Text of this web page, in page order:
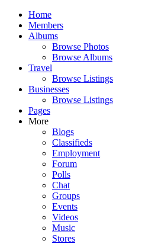
Home
Members
Albums
Browse Photos
Browse Albums
Travel
Browse Listings
Businesses
Browse Listings
Pages
More
Blogs
Classifieds
Employment
Forum
Polls
Chat
Groups
Events
Videos
Music
Stores